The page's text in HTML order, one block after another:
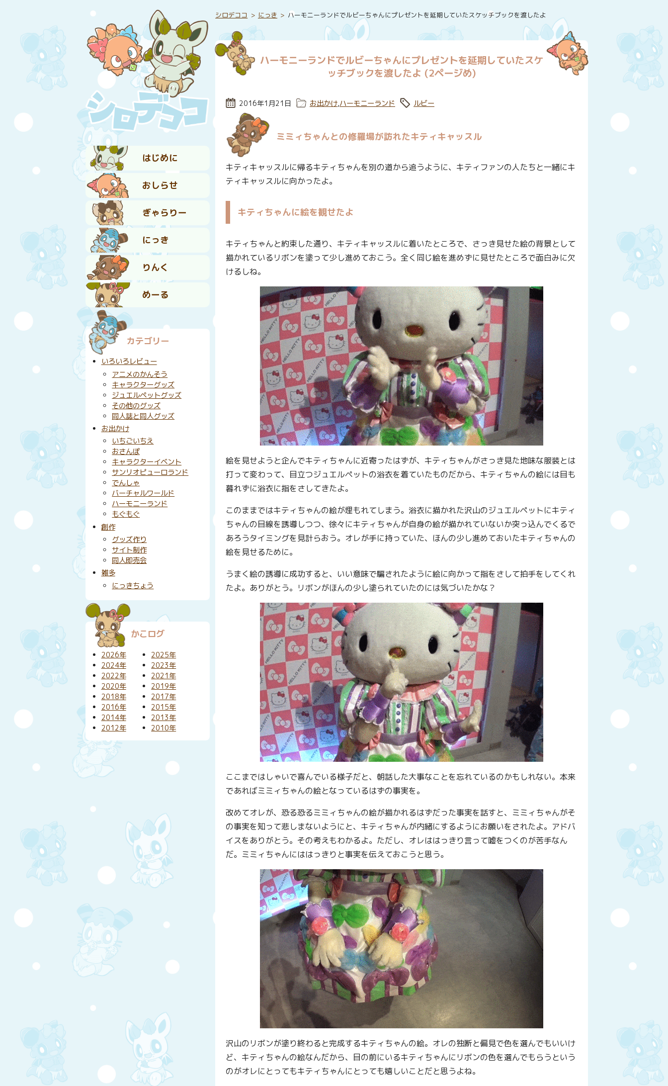
はじめに
おしらせ
ぎゃらりー
にっき
りんく
めーる
シロデココ にっき ハーモニーランドでルビーちゃんにプレゼントを延期していたスケッチブックを渡したよ
ハーモニーランドでルビーちゃんにプレゼントを延期していたスケ
ッチブックを渡したよ (2ページめ)
投稿日:
2016年1月21日 カテゴリー:
お出かけ,ハーモニーランド タグ:
ルビー
ミミィちゃんとの修羅場が訪れたキティキャッスル
キティキャッスルに帰るキティちゃんを別の道から追うように、キティファンの人たちと一緒にキ
ティキャッスルに向かったよ。
キティちゃんに絵を観せたよ
キティちゃんと約束した通り、キティキャッスルに着いたところで、さっき見せた絵の背景として
描かれているリボンを塗って少し進めておこう。全く同じ絵を進めずに見せたところで面白みに欠
けるしね。
絵を見せようと企んでキティちゃんに近寄ったはずが、キティちゃんがさっき見た地味な服装とは
打って変わって、目立つジュエルペットの浴衣を着ていたものだから、キティちゃんの絵には目も
暮れずに浴衣に指をさしてきたよ。
このままではキティちゃんの絵が埋もれてしまう。浴衣に描かれた沢山のジュエルペットにキティ
ちゃんの目線を誘導しつつ、徐々にキティちゃんが自身の絵が描かれていないか突っ込んでくるで
あろうタイミングを見計らおう。オレが手に持っていた、ほんの少し進めておいたキティちゃんの
絵を見せるために。
うまく絵の誘導に成功すると、いい意味で騙されたように絵に向かって指をさして拍手をしてくれ
たよ。ありがとう。リボンがほんの少し塗られていたのには気づいたかな？
ここまではしゃいで喜んでいる様子だと、朝話した大事なことを忘れているのかもしれない。本来
であればミミィちゃんの絵となっているはずの事実を。
改めてオレが、恐る恐るミミィちゃんの絵が描かれるはずだった事実を話すと、ミミィちゃんがそ
の事実を知って悲しまないようにと、キティちゃんが内緒にするようにお願いをされたよ。アドバ
イスをありがとう。その考えもわかるよ。ただし、オレははっきり言って嘘をつくのが苦手なん
だ。ミミィちゃんにははっきりと事実を伝えておこうと思う。
沢山のリボンが塗り終わると完成するキティちゃんの絵。オレの独断と偏見で色を選んでもいいけ
ど、キティちゃんの絵なんだから、目の前にいるキティちゃんにリボンの色を選んでもらうという
のがオレにとってもキティちゃんにとっても嬉しいことだと思うよね。
カテゴリー
いろいろレビュー
アニメのかんそう
キャラクターグッズ
ジュエルペットグッズ
その他のグッズ
同人誌と同人グッズ
お出かけ
いちごいちえ
おさんぽ
キャラクターイベント
サンリオピューロランド
でんしゃ
バーチャルワールド
ハーモニーランド
もぐもぐ
創作
グッズ作り
サイト制作
同人即売会
雑多
にっきちょう
かこログ
2026年
2025年
2024年
2023年
2022年
2021年
2020年
2019年
2018年
2017年
2016年
2015年
2014年
2013年
2012年
2010年